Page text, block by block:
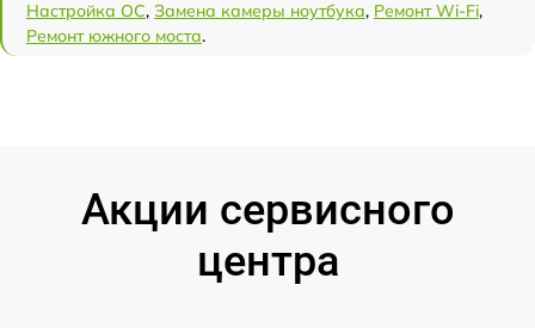
Настройка ОС, Замена камеры ноутбука, Ремонт Wi-Fi,
Ремонт южного моста.
Акции сервисного
центра